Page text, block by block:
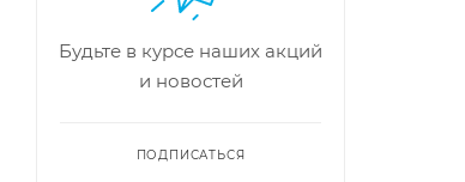
Будьте в курсе наших акций
и новостей
ПОДПИСАТЬСЯ